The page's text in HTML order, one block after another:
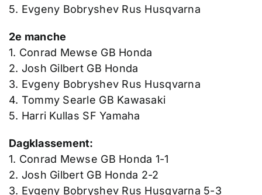
5. Evgeny Bobryshev Rus Husqvarna
2e manche
1. Conrad Mewse GB Honda
2. Josh Gilbert GB Honda
3. Evgeny Bobryshev Rus Husqvarna
4. Tommy Searle GB Kawasaki
5. Harri Kullas SF Yamaha
Dagklassement:
1. Conrad Mewse GB Honda 1-1
2. Josh Gilbert GB Honda 2-2
3. Evgeny Bobryshev Rus Husqvarna 5-3